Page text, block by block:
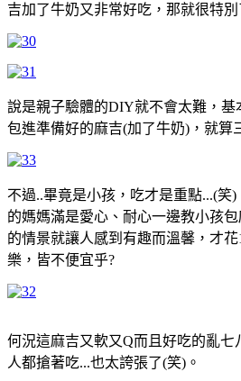
吉加了牛奶又非常好吃，那就很特別
說是親子驗體的DIY就不會太難，基
包進準備好的麻吉(加了牛奶)，就算
不過..畢竟是小孩，吃才是重點...(笑
的媽媽滿是愛心、耐心一邊教小孩
的情景就讓人感到有趣而溫馨，才
樂，皆不便宜乎?
何況這麻吉又軟又Q而且好吃的亂七
人都搶著吃...也太誇張了(笑)。